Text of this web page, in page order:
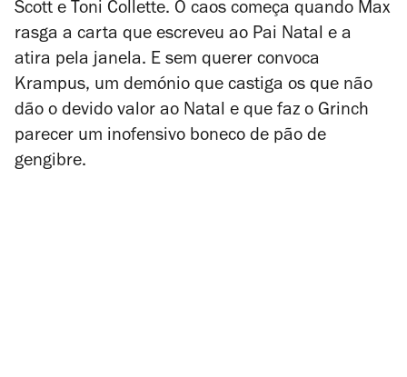
Scott e Toni Collette. O caos começa quando Max
rasga a carta que escreveu ao Pai Natal e a
atira pela janela. E sem querer convoca
Krampus, um demónio que castiga os que não
dão o devido valor ao Natal e que faz o Grinch
parecer um inofensivo boneco de pão de
gengibre.